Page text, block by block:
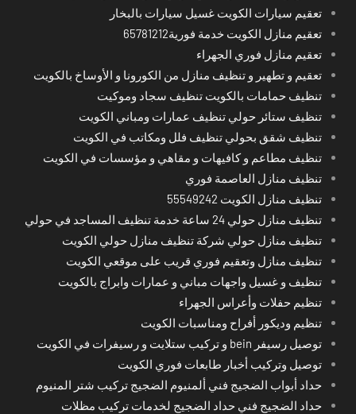
تعقيم سيارات الكويت غسيل سيارات بالبخار
تعقيم منازل الكويت خدمة فورية65781212
تعقيم منازل فوري الجهراء
تعقيم و تطهير و تنظيف منازل من الكورونا و الأوساخ بالكويت
تنظيف حمامات بالكويت تنظيف سجاد وموكيت
تنظيف ستائر حولي تنظيف عمارات ومباني الكويت
تنظيف شقق بحولي تنظيف فلل ومكاتب في الكويت
تنظيف مطاعم و كافيهات و مقاهي و مؤسسات في الكويت
تنظيف منازل العاصمة فوري
تنظيف منازل الكويت 55549242
تنظيف منازل حولي 24 ساعة خدمة تنظيف المساجد في حولي
تنظيف منازل حولي شركة تنظيف منازل حولي الكويت
تنظيف منازل وتعقيم فوري قريب على موقعي الكويت
تنظيف و غسيل واجهات مباني و عمارات وابراج بالكويت
تنظيم حفلات وأعراس الجهراء
تنظيم وديكور أفراح ومناسبات الكويت
توصيل رسيفر bein و تركيب ستلايت و رسيفرات في الكويت
توصيل وتركيب أخبار طابعات فوري الكويت
حداد أبواب الضجيج فني ألمنيوم الضجيج تركيب شتر المنيوم
حداد الضجيج فني حداد الضجيج لخدمات تركيب مظلات